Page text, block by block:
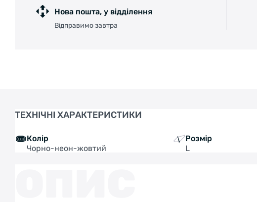
Нова пошта, у відділення
Відправимо завтра
ТЕХНІЧНІ ХАРАКТЕРИСТИКИ
Колір
Чорно-неон-жовтий
Розмір
L